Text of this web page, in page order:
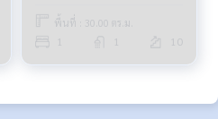
พื้นที่ : 30.00 ตร.ม.
10